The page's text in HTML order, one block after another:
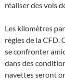
réaliser des vols
Les kilomètres
règles de la CFD.
se confronter
dans des
navettes seront